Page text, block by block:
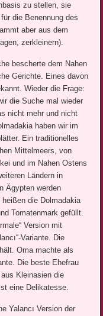
zu stellen, sie
die Benennung des
aber aus dem
zerkleinern).
bescherte dem Nahen
Gerichte. Eines davon
Wieder die Frage:
die Suche mal wieder
nicht mehr und nicht
haben wir im
Ein traditionelles
Mittelmeers, von
und im Nahen Ostens
Ländern in
Ägypten werden
die Dolmadakia
Tomatenmark gefüllt.
Version mit
Variante. Die
Oma machte als
Die beste Ehefrau
Kleinasien die
eine Delikatesse.
Yalancı Version der